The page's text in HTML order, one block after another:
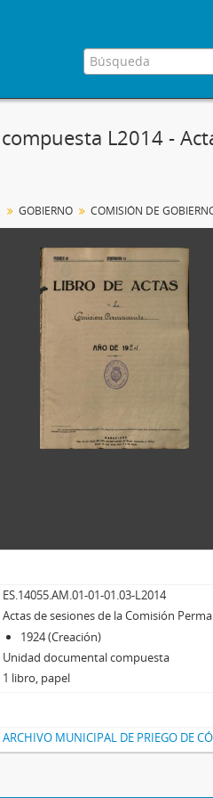
L2014 -
GOBIERNO
ES.14055.AM.01-01-01.03-L2014
Actas de sesiones de la Comisión
1924 (Creación)
Unidad documental compuesta
1 libro, papel
ARCHIVO MUNICIPAL DE PRIEGO DE